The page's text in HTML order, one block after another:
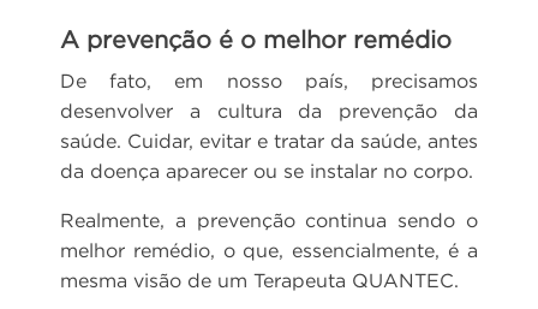
A prevenção é o melhor remédio
De fato, em nosso país, precisamos
desenvolver a cultura da prevenção da
saúde. Cuidar, evitar e tratar da saúde, antes
da doença aparecer ou se instalar no corpo.
Realmente, a prevenção continua sendo o
melhor remédio, o que, essencialmente, é a
mesma visão de um Terapeuta QUANTEC.